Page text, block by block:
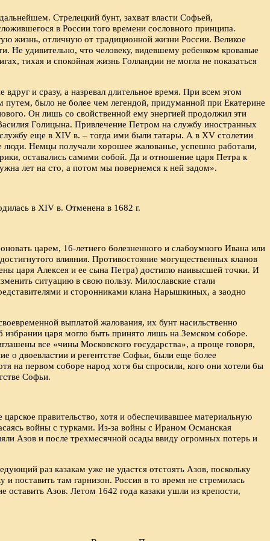
Стрелецкий бунт, захват власти Софьей,
в России того времени сословного принципа.
жизнь, отличную от традиционной жизни России. Великое
Не удивительно, что человеку, видевшему ребенком кровавые
тихая и спокойная жизнь Голландии не могла не показаться
и сразу, а назревал длительное время. При всем этом
было не более чем легендой, придуманной при Екатерине
Он лишь со свойственной ему энергией продолжил эти
Голицына. Привлечение Петром на службу иностранных
еще в XIV в. – тогда ими были татары. А в XV столетии
люди. Немцы получали хорошее жалованье, успешно работали,
оставались самими собой. Да и отношение царя Петра к
лет на сто, а потом мы повернемся к ней задом».
в XIV в. Отменена в 1682 г.
царем, 16-летнего болезненного и слабоумного Ивана или
влияния. Противостояние могущественных кланов
царя Алексея и ее сына Петра) достигло наивысшей точки. И
ситуацию в свою пользу. Милославские стали
и сторонниками клана Нарышкиных, а заодно
выплатой жалования, их бунт насильственно
царя могло быть принято лишь на Земском соборе.
все «чины Московского государства», а проще говоря,
о двоевластии и регентстве Софьи, были еще более
на первом соборе народ хотя бы спросили, кого они хотели бы
Софьи.
правительство, хотя и обеспечивавшее материальную
войны с турками. Из-за войны с Ираном Османская
Азов и после трехмесячной осады ввиду огромных потерь и
раз казакам уже не удастся отстоять Азов, поскольку
поставить там гарнизон. Россия в то время не стремилась
оставить Азов. Летом 1642 года казаки ушли из крепости,